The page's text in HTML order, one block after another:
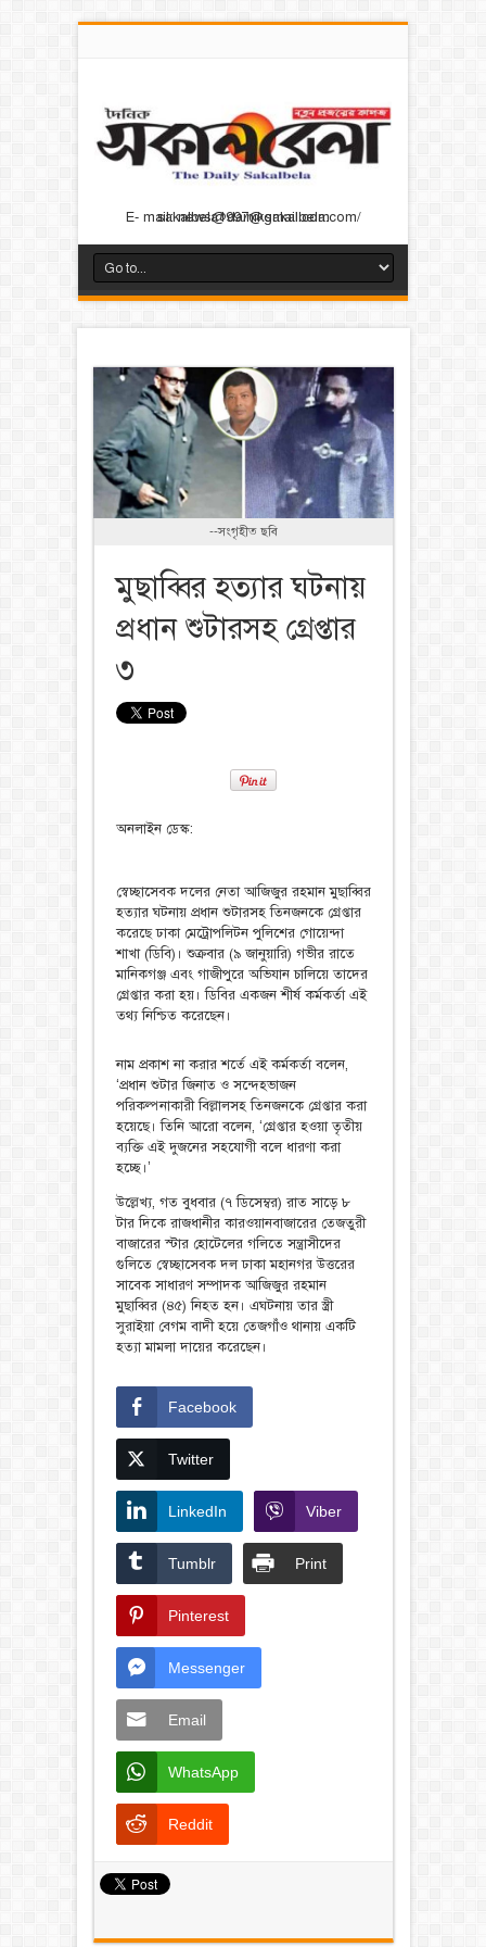
E- mail: news@dainiksakalbela.com/ sakalbela1997@gmail.com
--সংগৃহীত ছবি
মুছাব্বির হত্যার ঘটনায়
প্রধান শুটারসহ গ্রেপ্তার
৩
অনলাইন ডেস্ক:
স্বেচ্ছাসেবক দলের নেতা আজিজুর রহমান মুছাব্বির
হত্যার ঘটনায় প্রধান শুটারসহ তিনজনকে গ্রেপ্তার
করেছে ঢাকা মেট্রোপলিটন পুলিশের গোয়েন্দা
শাখা (ডিবি)। শুক্রবার (৯ জানুয়ারি) গভীর রাতে
মানিকগঞ্জ এবং গাজীপুরে অভিযান চালিয়ে তাদের
গ্রেপ্তার করা হয়। ডিবির একজন শীর্ষ কর্মকর্তা এই
তথ্য নিশ্চিত করেছেন।
নাম প্রকাশ না করার শর্তে এই কর্মকর্তা বলেন,
‘প্রধান শুটার জিনাত ও সন্দেহভাজন
পরিকল্পনাকারী বিল্লালসহ তিনজনকে গ্রেপ্তার করা
হয়েছে। তিনি আরো বলেন, ‘গ্রেপ্তার হওয়া তৃতীয়
ব্যক্তি এই দুজনের সহযোগী বলে ধারণা করা
হচ্ছে।’
উল্লেখ্য, গত বুধবার (৭ ডিসেম্বর) রাত সাড়ে ৮
টার দিকে রাজধানীর কারওয়ানবাজারের তেজতুরী
বাজারের স্টার হোটেলের গলিতে সন্ত্রাসীদের
গুলিতে স্বেচ্ছাসেবক দল ঢাকা মহানগর উত্তরের
সাবেক সাধারণ সম্পাদক আজিজুর রহমান
মুছাব্বির (৪৫) নিহত হন। এঘটনায় তার স্ত্রী
সুরাইয়া বেগম বাদী হয়ে তেজগাঁও থানায় একটি
হত্যা মামলা দায়ের করেছেন।
Facebook
Twitter
LinkedIn Viber
Tumblr Print
Pinterest
Messenger
Email
WhatsApp
Reddit